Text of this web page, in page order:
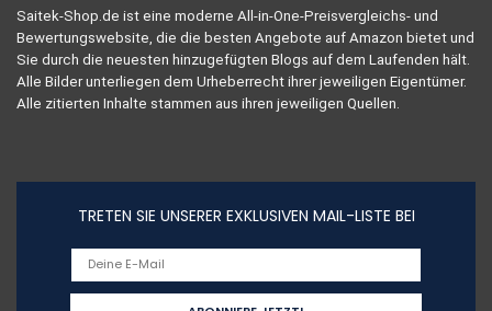
Saitek-Shop.de ist eine moderne All-in-One-Preisvergleichs- und
Bewertungswebsite, die die besten Angebote auf Amazon bietet und
Sie durch die neuesten hinzugefügten Blogs auf dem Laufenden hält.
Alle Bilder unterliegen dem Urheberrecht ihrer jeweiligen Eigentümer.
Alle zitierten Inhalte stammen aus ihren jeweiligen Quellen.
TRETEN SIE UNSERER EXKLUSIVEN MAIL-LISTE BEI